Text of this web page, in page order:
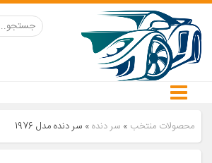
محصولات منتخب » سر دنده» سر دنده مدل 1976